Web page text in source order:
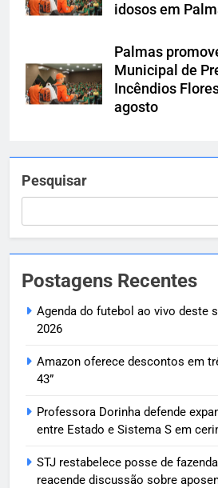
idosos em
Palmas
Municipal de
Incêndios
agosto
Pesquisar
Postagens Recentes
Agenda do futebol ao vivo deste
2026
Amazon oferece descontos em
43”
Professora Dorinha defende
entre Estado e Sistema S em
STJ restabelece posse de
reacende discussão sobre